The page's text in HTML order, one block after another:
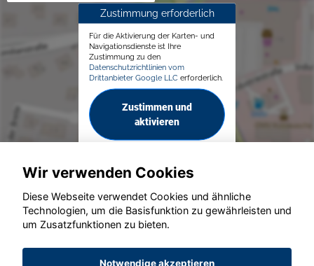
Zustimmung erforderlich
Für die Aktivierung der Karten- und
Navigationsdienste ist Ihre
Zustimmung zu den
Datenschutzrichtlinien vom
Drittanbieter Google LLC erforderlich.
Zustimmen und
aktivieren
© konjunkturmotor.de GmbH 2020 - 2026
Wir verwenden Cookies
Diese Webseite verwendet Cookies und ähnliche
Technologien, um die Basisfunktion zu gewährleisten und
um Zusatzfunktionen zu bieten.
Notwendige akzeptieren